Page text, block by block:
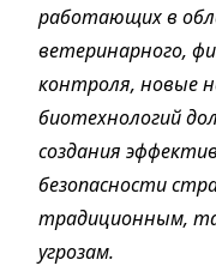
работающих в
ветеринарного,
контроля, новые
биотехнологий
создания
безопасности
традиционным,
угрозам.